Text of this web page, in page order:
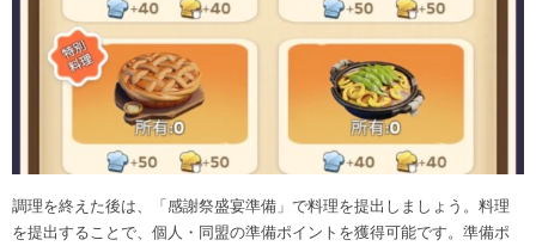
調理を終えた後は、「感謝祭盛宴準備」で料理を提出しましょう。料理
を提出することで、個人・同盟の準備ポイントを獲得可能です。準備ポ